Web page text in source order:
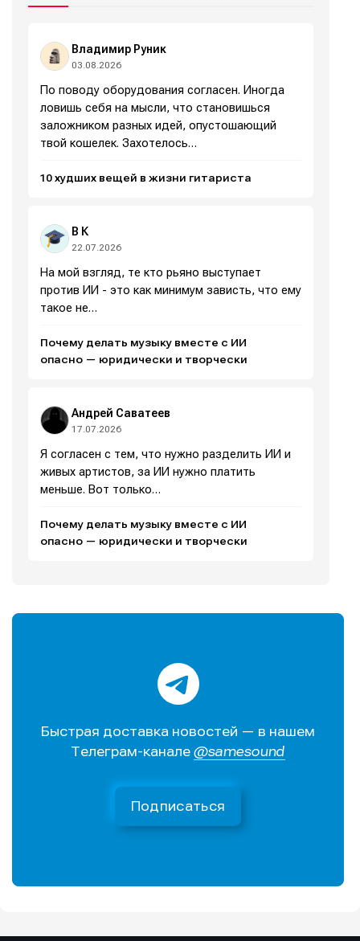
Политику обработки персональных данных
Политику обработки персональных данных
Политику обработки персональных данных
Мы в социальных сетях
О проекте
Реклама
Предложение новостей Помощь проекту
Политику обработки персональных данных
Мы в социальных сетях
О проекте
Реклама
Предложение новостей Помощь проекту
Владимир Руник
03.08.2026
По поводу оборудования согласен. Иногда
ловишь себя на мысли, что становишься
заложником разных идей, опустошающий
твой кошелек. Захотелось…
10 худших вещей в жизни гитариста
В К
22.07.2026
На мой взгляд, те кто рьяно выступает
против ИИ - это как минимум зависть, что ему
такое не…
Почему делать музыку вместе с ИИ
опасно — юридически и творчески
Андрей Саватеев
17.07.2026
Я согласен с тем, что нужно разделить ИИ и
живых артистов, за ИИ нужно платить
меньше. Вот только…
Почему делать музыку вместе с ИИ
опасно — юридически и творчески
Быстрая доставка новостей — в нашем
Телеграм-канале @samesound
Подписаться